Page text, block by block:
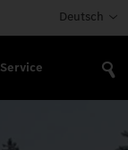
Deutsch
Service